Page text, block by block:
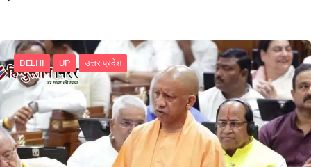
DELHI UP उत्तर प्रदेश